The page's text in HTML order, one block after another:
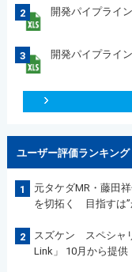
2 開発パイプライ
3 開発パイプライ
ユーザー評価ランキング
1
元タケダMR・藤田
を切拓く 目指すは”
2
スズケン スペシャ
Link」 10月から提